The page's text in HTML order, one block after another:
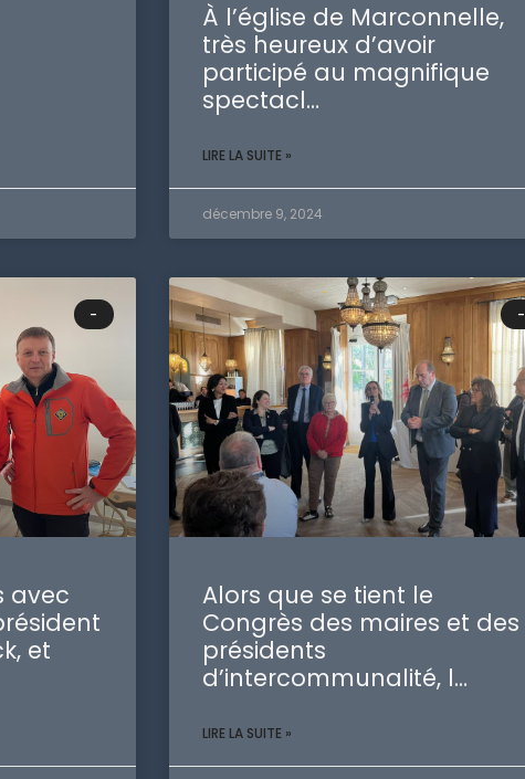
À l’église de Marconnelle,
très heureux d’avoir
participé au magnifique
spectacl…
LIRE LA SUITE »
décembre 9, 2024
-
avec
et
-
Alors que se tient le
Congrès des maires et des
présidents
d’intercommunalité, l…
LIRE LA SUITE »